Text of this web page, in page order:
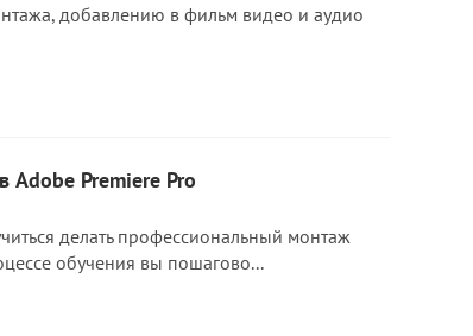
добавлению в фильм видео и аудио
Premiere Pro
делать профессиональный монтаж
обучения вы пошагово...